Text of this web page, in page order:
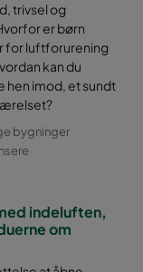
trivsel og
er børn
for luftforurening
kan du
hen imod, et sundt
bygninger
indeluften,
om